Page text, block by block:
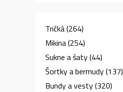
Tričká(264)
Mikina(254)
Sukne a šaty(44)
Šortky a bermudy(137)
Bundy a vesty(320)